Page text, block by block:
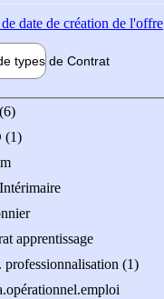
date de création de l'offre
types de Contrat
(1)
apprentissage
professionnalisation (1)